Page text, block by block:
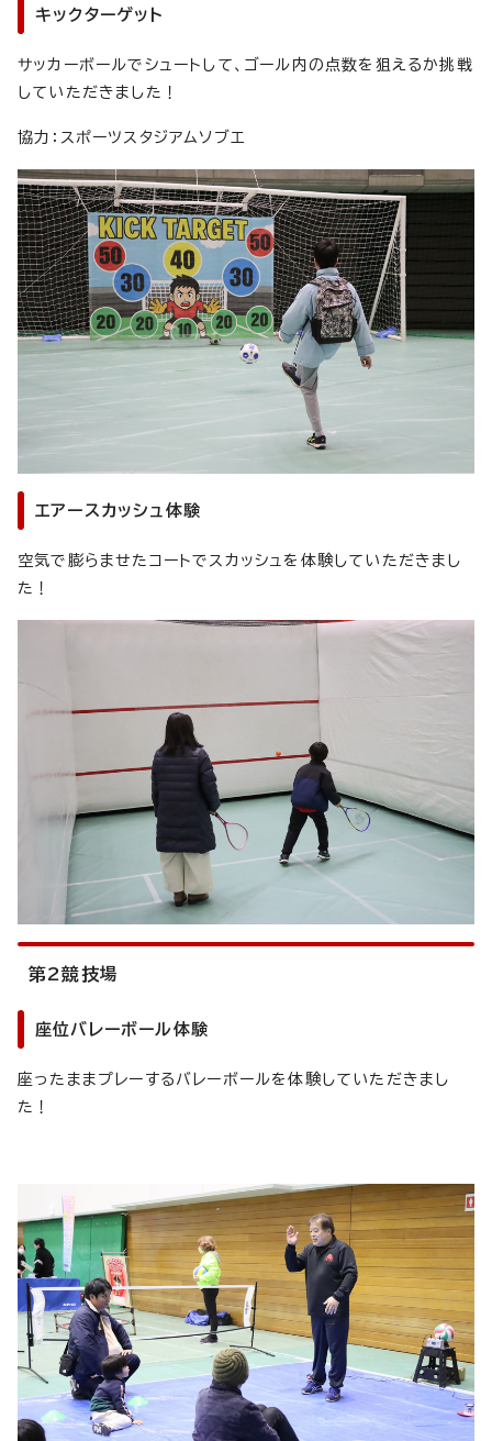
キックターゲット
サッカーボールでシュートして、ゴール内の点数を狙えるか挑戦
していただきました！
協力：スポーツスタジアムソブエ
エアースカッシュ体験
空気で膨らませたコートでスカッシュを体験していただきまし
た！
第2競技場
座位バレーボール体験
座ったままプレーするバレーボールを体験していただきまし
た！